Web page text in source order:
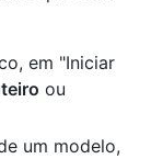
em "Iniciar
ou
um modelo,